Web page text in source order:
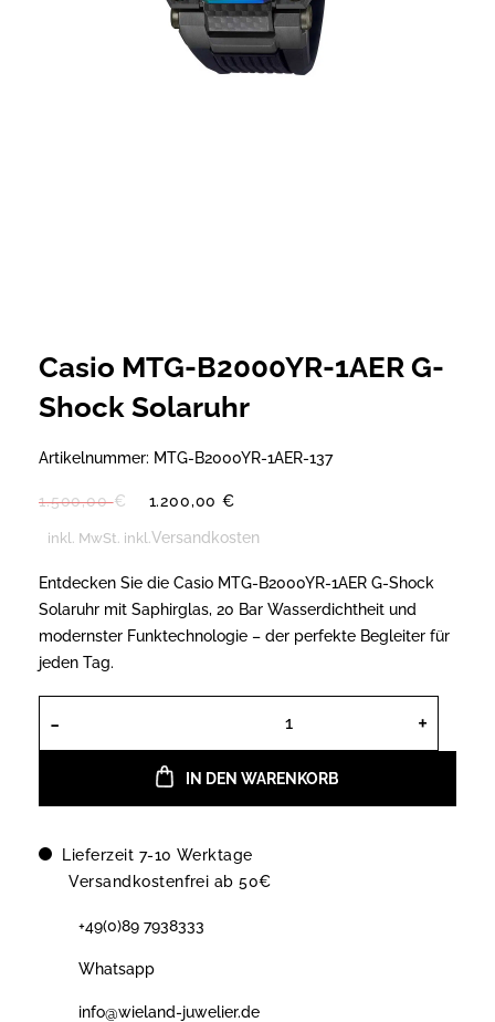
Casio MTG-B2000YR-1AER G-
Shock Solaruhr
Artikelnummer: MTG-B2000YR-1AER-137
1.500,00€
Ursprünglicher
war:
1.500,00 €
1.200,00€
Aktueller
ist:
1.200,00 €.
inkl. MwSt. inkl. Versandkosten
Entdecken Sie die Casio MTG-B2000YR-1AER G-Shock
Solaruhr mit Saphirglas, 20 Bar Wasserdichtheit und
modernster Funktechnologie – der perfekte Begleiter für
jeden Tag.
Casio MTG-B2000YR-1AER G-Shock
IN DEN WARENKORB
Lieferzeit 7-10 Werktage
Versandkostenfrei ab 50€
+49(0)89 7938333
Whatsapp
info@wieland-juwelier.de